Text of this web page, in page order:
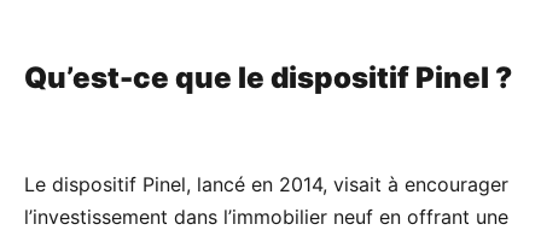
Qu’est-ce que le dispositif Pinel ?
Le dispositif Pinel, lancé en 2014, visait à encourager
l’investissement dans l’immobilier neuf en offrant une